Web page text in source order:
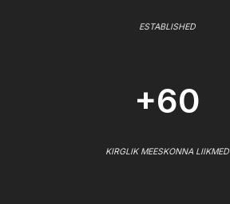
ESTABLISHED
+60
KIRGLIK MEESKONNA LIIKMED